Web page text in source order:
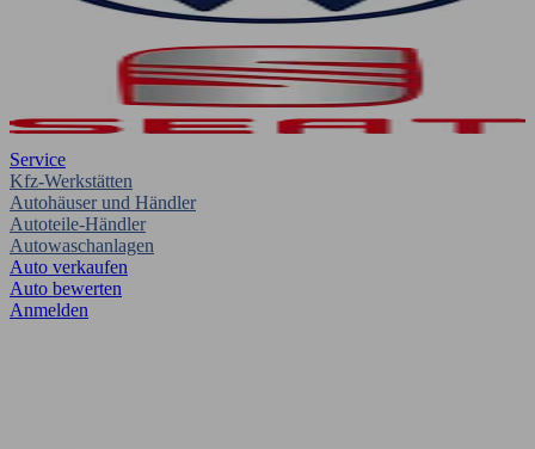
Service
Kfz-Werkstätten
Autohäuser und Händler
Autoteile-Händler
Autowaschanlagen
Auto verkaufen
Auto bewerten
Anmelden